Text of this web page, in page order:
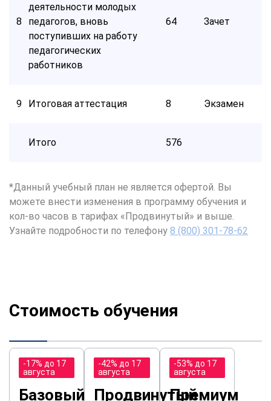
8
деятельности молодых
педагогов, вновь
поступивших на работу
педагогических
работников
64 Зачет
9 Итоговая аттестация 8 Экзамен
Итого 576
*Данный учебный план не является офертой. Вы
можете внести изменения в программу обучения и
кол-во часов в тарифах «Продвинутый» и выше.
Узнайте подробности по телефону 8 (800) 301-78-62
Стоимость обучения
-17% до 17
августа
Базовый
-42% до 17
августа
Продвинутый
-53% до 17
августа
Премиум